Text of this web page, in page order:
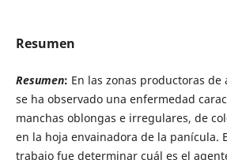
Resumen
Resumen: En las zonas productoras de
se ha observado una enfermedad
manchas oblongas e irregulares, de
en la hoja envainadora de la panícula.
trabajo fue determinar cuál es el